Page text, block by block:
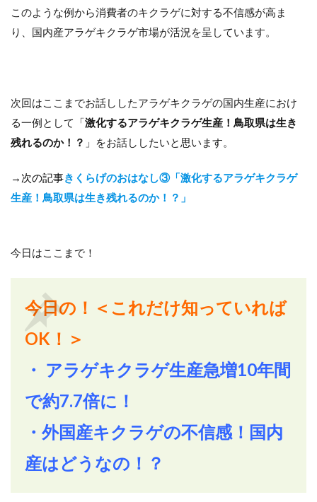
このような例から消費者のキクラゲに対する不信感が高ま
り、国内産アラゲキクラゲ市場が活況を呈しています。
次回はここまでお話ししたアラゲキクラゲの国内生産におけ
る一例として「激化するアラゲキクラゲ生産！鳥取県は生き
残れるのか！？ 」をお話ししたいと思います。
→次の記事きくらげのおはなし③「激化するアラゲキクラゲ
生産！鳥取県は生き残れるのか！？」
今日はここまで！
今日の！＜これだけ知っていれば
OK！＞
・ アラゲキクラゲ生産急増10年間
で約7.7倍に！
・外国産キクラゲの不信感！国内
産はどうなの！？